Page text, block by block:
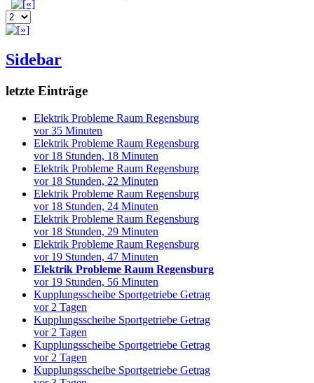
Sidebar
letzte Einträge
Elektrik Probleme Raum Regensburg
vor 35 Minuten
Elektrik Probleme Raum Regensburg
vor 18 Stunden, 18 Minuten
Elektrik Probleme Raum Regensburg
vor 18 Stunden, 22 Minuten
Elektrik Probleme Raum Regensburg
vor 18 Stunden, 24 Minuten
Elektrik Probleme Raum Regensburg
vor 18 Stunden, 29 Minuten
Elektrik Probleme Raum Regensburg
vor 19 Stunden, 47 Minuten
Elektrik Probleme Raum Regensburg
vor 19 Stunden, 56 Minuten
Kupplungsscheibe Sportgetriebe Getrag
vor 2 Tagen
Kupplungsscheibe Sportgetriebe Getrag
vor 2 Tagen
Kupplungsscheibe Sportgetriebe Getrag
vor 2 Tagen
Kupplungsscheibe Sportgetriebe Getrag